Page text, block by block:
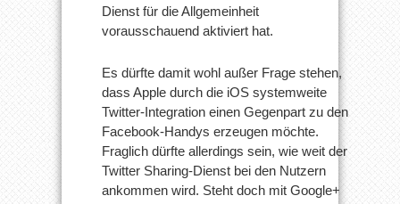
Dienst für die Allgemeinheit
vorausschauend aktiviert hat.
Es dürfte damit wohl außer Frage stehen,
dass Apple durch die iOS systemweite
Twitter-Integration einen Gegenpart zu den
Facebook-Handys erzeugen möchte.
Fraglich dürfte allerdings sein, wie weit der
Twitter Sharing-Dienst bei den Nutzern
ankommen wird. Steht doch mit Google+